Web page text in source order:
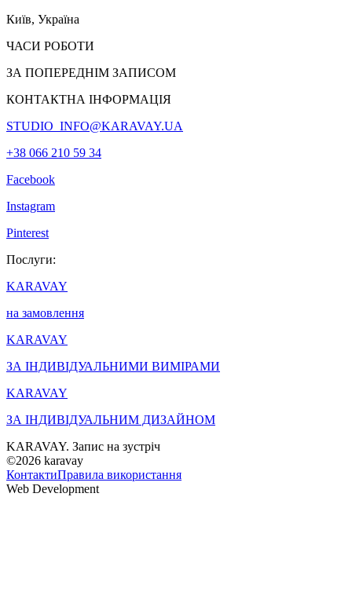
Київ, Україна
ЧАСИ РОБОТИ
ЗА ПОПЕРЕДНІМ ЗАПИСОМ
КОНТАКТНА ІНФОРМАЦІЯ
STUDIO_INFO@KARAVAY.UA
+38 066 210 59 34
Facebook
Instagram
Pinterest
Послуги:
KARAVAY
на замовлення
KARAVAY
ЗА ІНДИВІДУАЛЬНИМИ ВИМІРАМИ
KARAVAY
ЗА ІНДИВІДУАЛЬНИМ ДИЗАЙНОМ
KARAVAY. Запис на зустріч
©2026 karavay
КонтактиПравила використання
Web Development